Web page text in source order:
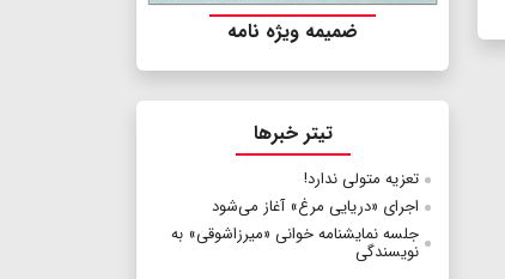
ضمیمه ویژه نامه
تیتر خبرها
تعزیه متولی ندارد!
اجرای «دریایی مرغ» آغاز می‌شود
جلسه نمایشنامه خوانی «میرزا‌شوقی» به
نویسندگی